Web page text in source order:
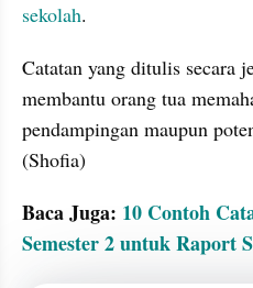
sekolah.
Catatan yang ditulis secara
membantu orang tua
pendampingan maupun
(Shofia)
Baca Juga: 10 Contoh
Semester 2 untuk Raport